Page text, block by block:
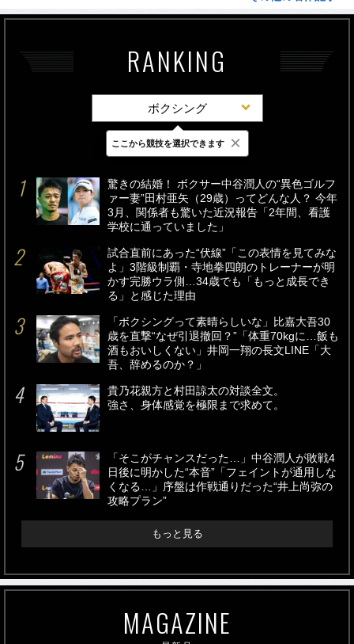
RANKING
ボクシング
最新 24時間 週間
驚きの結婚！ ボクサー中谷潤人の“異色ゴルフ
ァー妻”田村亜矢（29歳）ってどんな人？ 今年
3月、関係者も驚いた近況報告「2年間、看護
学校に通っていました」
試合直前にあった“伏線”「この表情を見てみな
よ」3階級制覇・寺地拳四朗のトレーナーが明
かす完勝ウラ側…34歳でも「もっと成長でき
る」と感じた理由
「ボクシングって素晴らしいな」比嘉大吾30
歳を直撃“なぜ引退撤回？”「体重70kgに…飯も
酒もおいしくない」井岡一翔の長文LINE「大
吾、辞めるのか？」
貴乃花親方と村田諒太の対談全文。
強さ、身体感覚を極限まで求めて。
「そこがチャンスだった…」中谷潤人が敗戦4
日後に明かした“本音”「フェイントが通用しな
くなる…」序盤は作戦通りだった“井上尚弥の
攻略プラン”
もっと見る
MAGAZINE
ここから競技を選択できます ×